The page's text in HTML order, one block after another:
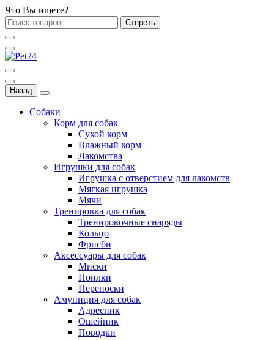
Что Вы ищете?
Стереть
Назад
Собаки
Корм для собак
Сухой корм
Влажный корм
Лакомства
Игрушки для собак
Игрушка с отверстием для лакомств
Мягкая игрушка
Мячи
Тренировка для собак
Тренировочные снаряды
Кольцо
Фрисби
Аксессуары для собак
Миски
Поилки
Переноски
Амуниция для собак
Адресник
Ошейник
Поводки